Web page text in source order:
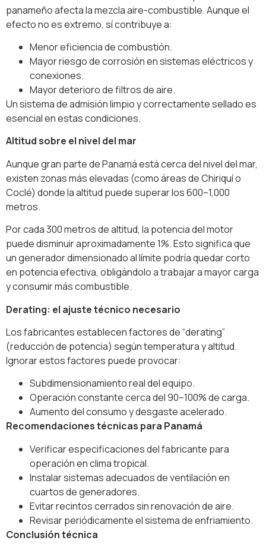
panameño afecta la mezcla aire-combustible. Aunque el
efecto no es extremo, sí contribuye a:
Menor eficiencia de combustión.
Mayor riesgo de corrosión en sistemas eléctricos y
conexiones.
Mayor deterioro de filtros de aire.
Un sistema de admisión limpio y correctamente sellado es
esencial en estas condiciones.
Altitud sobre el nivel del mar
Aunque gran parte de Panamá está cerca del nivel del mar,
existen zonas más elevadas (como áreas de Chiriquí o
Coclé) donde la altitud puede superar los 600–1,000
metros.
Por cada 300 metros de altitud, la potencia del motor
puede disminuir aproximadamente 1%. Esto significa que
un generador dimensionado al límite podría quedar corto
en potencia efectiva, obligándolo a trabajar a mayor carga
y consumir más combustible.
Derating: el ajuste técnico necesario
Los fabricantes establecen factores de “derating”
(reducción de potencia) según temperatura y altitud.
Ignorar estos factores puede provocar:
Subdimensionamiento real del equipo.
Operación constante cerca del 90–100% de carga.
Aumento del consumo y desgaste acelerado.
Recomendaciones técnicas para Panamá
Verificar especificaciones del fabricante para
operación en clima tropical.
Instalar sistemas adecuados de ventilación en
cuartos de generadores.
Evitar recintos cerrados sin renovación de aire.
Revisar periódicamente el sistema de enfriamiento.
Conclusión técnica